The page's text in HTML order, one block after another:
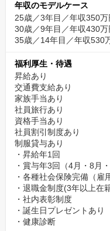
年収のモデルケース
25歳／3年目／年収350
30歳／9年目／年収430
35歳／14年目／年収
福利厚生・待遇
昇給あり
交通費支給あり
家族手当あり
社員旅行あり
資格手当あり
社員割引制度あり
制服貸与あり
・昇給年1回
・賞与年3回（4月・8月・
・各種社会保険完備（雇
・退職金制度(3年以上在
・社内表彰制度
・誕生日プレゼントあり
・健康診断